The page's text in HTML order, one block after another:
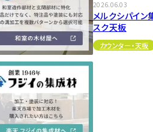
2026.06.03
メルクシパイン
スク天板
カウンター・天板